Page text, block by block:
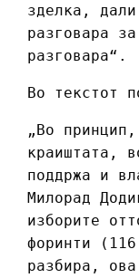
зделка,
разговара
разговара“.
Во текстот
„Во
краиштата,
поддржа и
Милорад
изборите
форинти
разбира,